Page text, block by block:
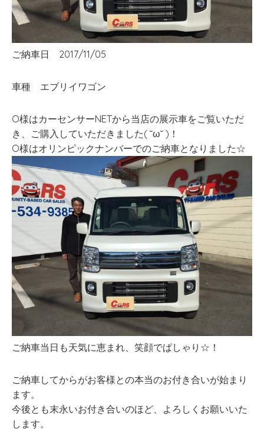
ご納車日 2017/11/05
車種 エブリイワゴン
O様はカーセンサーNETから当店の展示車をご覧いただ
き、ご購入していただきました( ˘ω˘ )！
O様はオリンピックナンバーでのご納車となりました☆
ご納車当日も天気に恵まれ、笑顔でぱしゃり☆！
ご納車してからがお客様との本当のお付き合いが始まり
ます。
今後とも末永いお付き合いのほど、よろしくお願いいた
します。